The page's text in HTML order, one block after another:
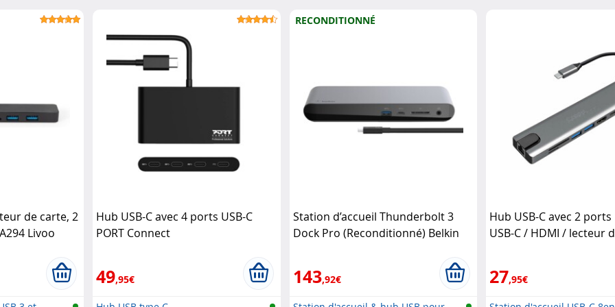
de carte, 2
Livoo
Hub USB-C avec 4 ports USB-C
PORT Connect
49,95€
RECONDITIONNÉ
Station d’accueil Thunderbolt 3
Dock Pro (Reconditionné) Belkin
143,92€
Hub USB-C avec 2 ports
USB-C / HDMI / lecteur
27,95€